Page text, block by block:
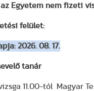
Egyetem nem fizeti
felület:
2026. 08. 17.
tanár
11.00-tól Magyar